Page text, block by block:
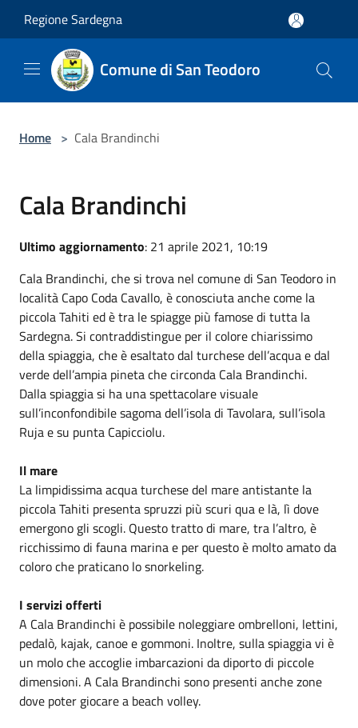
Regione Sardegna
Comune di San Teodoro
Home > Cala Brandinchi
Cala Brandinchi
Ultimo aggiornamento: 21 aprile 2021, 10:19
Cala Brandinchi, che si trova nel comune di San Teodoro in
località Capo Coda Cavallo, è conosciuta anche come la
piccola Tahiti ed è tra le spiagge più famose di tutta la
Sardegna. Si contraddistingue per il colore chiarissimo
della spiaggia, che è esaltato dal turchese dell’acqua e dal
verde dell’ampia pineta che circonda Cala Brandinchi.
Dalla spiaggia si ha una spettacolare visuale
sull’inconfondibile sagoma dell’isola di Tavolara, sull’isola
Ruja e su punta Capicciolu.
Il mare
La limpidissima acqua turchese del mare antistante la
piccola Tahiti presenta spruzzi più scuri qua e là, lì dove
emergono gli scogli. Questo tratto di mare, tra l’altro, è
ricchissimo di fauna marina e per questo è molto amato da
coloro che praticano lo snorkeling.
I servizi offerti
A Cala Brandinchi è possibile noleggiare ombrelloni, lettini,
pedalò, kajak, canoe e gommoni. Inoltre, sulla spiaggia vi è
un molo che accoglie imbarcazioni da diporto di piccole
dimensioni. A Cala Brandinchi sono presenti anche zone
dove poter giocare a beach volley.